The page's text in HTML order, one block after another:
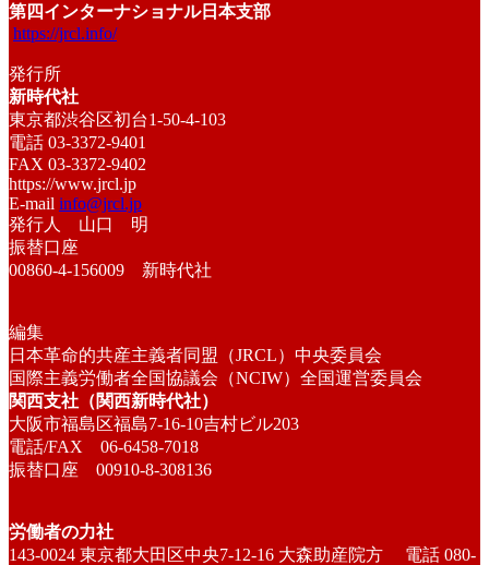
第四インターナショナル日本支部
https://jrcl.info/
発行所
新時代社
東京都渋谷区初台1-50-4-103
電話 03-3372-9401
FAX 03-3372-9402
https://www.jrcl.jp
E-mail info@jrcl.jp
発行人 山口 明
振替口座
00860-4-156009 新時代社
編集
日本革命的共産主義者同盟（JRCL）中央委員会
国際主義労働者全国協議会（NCIW）全国運営委員会
関西支社（関西新時代社）
大阪市福島区福島7-16-10吉村ビル203
電話/FAX 06-6458-7018
振替口座 00910-8-308136
労働者の力社
143-0024 東京都大田区中央7-12-16 大森助産院方 電話 080-